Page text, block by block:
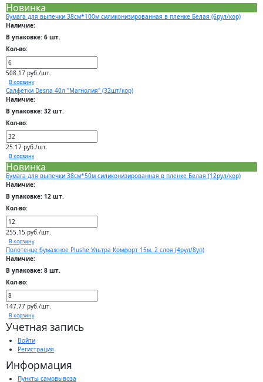
Новинка
Бумага для выпечки 38см*100м силиконизированная в пленке Белая (6рул/кор)
Наличие:
В упаковке: 6 шт.
Кол-во:
508.17 руб./шт.
В корзину
Салфетки Desna 40л "Магнолия" (32шт/кор)
Наличие:
В упаковке: 32 шт.
Кол-во:
25.17 руб./шт.
В корзину
Новинка
Бумага для выпечки 38см*50м силиконизированная в пленке Белая (12рул/кор)
Наличие:
В упаковке: 12 шт.
Кол-во:
255.15 руб./шт.
В корзину
Полотенце бумажное Plushe Ультра Комфорт 15м. 2 слоя (4рул/8уп)
Наличие:
В упаковке: 8 шт.
Кол-во:
147.77 руб./шт.
В корзину
Учетная запись
Войти
Регистрация
Информация
Пункты самовывоза